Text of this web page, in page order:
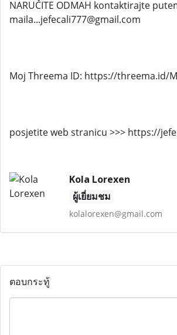
NARUČITE ODMAH kontaktirajte
maila...jefecali777@gmail.com
Moj Threema ID: https://threema.id/
posjetite web stranicu >>> https://
Kola Lorexen
ผู้เยี่ยมชม
kolalorexen@gmail.com
ตอบกระทู้